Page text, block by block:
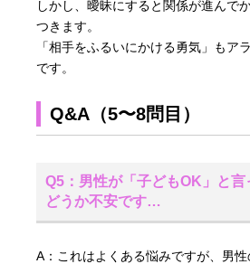
しかし、曖昧にすると関係が進んで
つきます。
「相手をふるいにかける勇気」もア
です。
Q&A（5〜8問目）
Q5：男性が「子どもOK」と
どうか不安です…
A：これはよくある悩みですが、男